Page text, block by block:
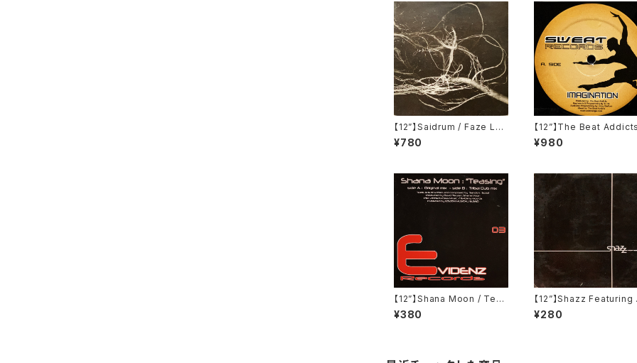
【12”】Saidrum / Faze Lar
ge (Revirth) (RE007)
¥780
【12”】The Beat
Imagination (Sweat
ords) (SWEAT-1)
¥980
【12”】Shana Moon / Teas
ing (Evidenz) (EVIDENZ
003)
¥380
【12”】Shazz Featuring
armaine King / Carry
(Columbia) (COL
¥280